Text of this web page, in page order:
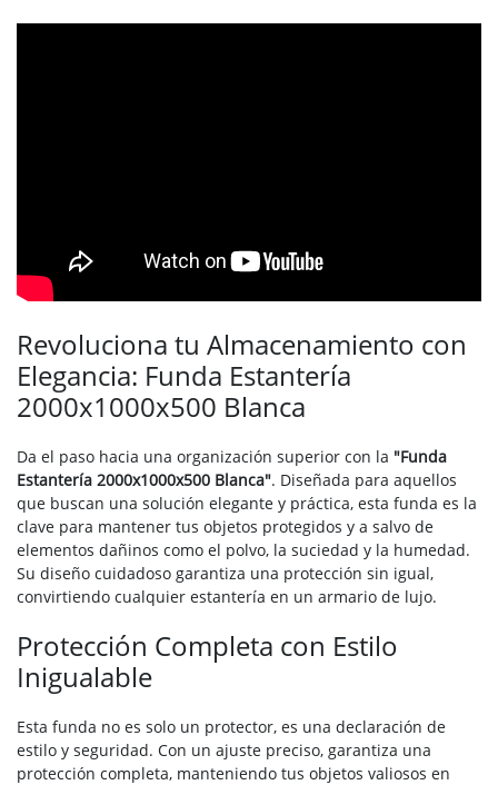
Revoluciona tu Almacenamiento con
Elegancia: Funda Estantería
2000x1000x500 Blanca
Da el paso hacia una organización superior con la "Funda
Estantería 2000x1000x500 Blanca". Diseñada para aquellos
que buscan una solución elegante y práctica, esta funda es la
clave para mantener tus objetos protegidos y a salvo de
elementos dañinos como el polvo, la suciedad y la humedad.
Su diseño cuidadoso garantiza una protección sin igual,
convirtiendo cualquier estantería en un armario de lujo.
Protección Completa con Estilo
Inigualable
Esta funda no es solo un protector, es una declaración de
estilo y seguridad. Con un ajuste preciso, garantiza una
protección completa, manteniendo tus objetos valiosos en